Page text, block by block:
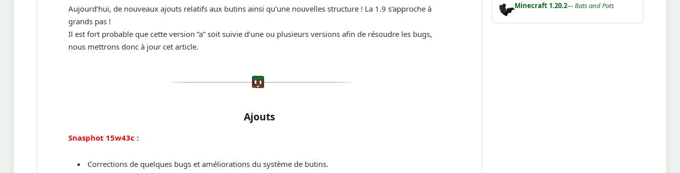
Aujourd’hui, de nouveaux ajouts relatifs aux butins ainsi qu’une nouvelles structure ! La 1.9 s’approche à
grands pas !
Il est fort probable que cette version “a” soit suivie d’une ou plusieurs versions afin de résoudre les bugs,
nous mettrons donc à jour cet article.
Ajouts
Snasphot 15w43c :
Corrections de quelques bugs et améliorations du système de butins.
Minecraft 1.20.2— Bats and Pots